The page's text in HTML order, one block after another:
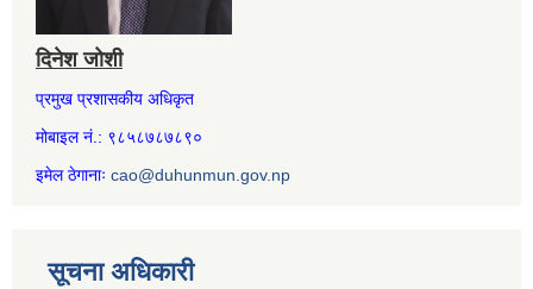
दिनेश जोशी
प्रमुख प्रशासकीय अधिकृत
मोबाइल नं.: ९८५८७८७८९०
इमेल ठेगानाः cao@duhunmun.gov.np
सूचना अधिकारी